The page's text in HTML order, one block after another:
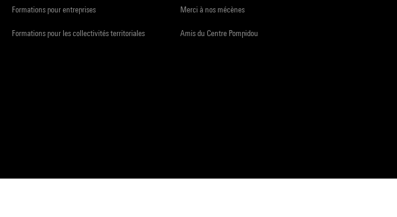
Formations pour entreprises
Formations pour les collectivités territoriales
Merci à nos mécènes
Amis du Centre Pompidou